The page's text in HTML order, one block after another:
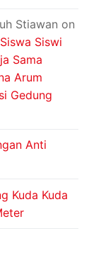
Stiawan on
Siswi
Sama
Arum
Gedung
Anti
Kuda Kuda